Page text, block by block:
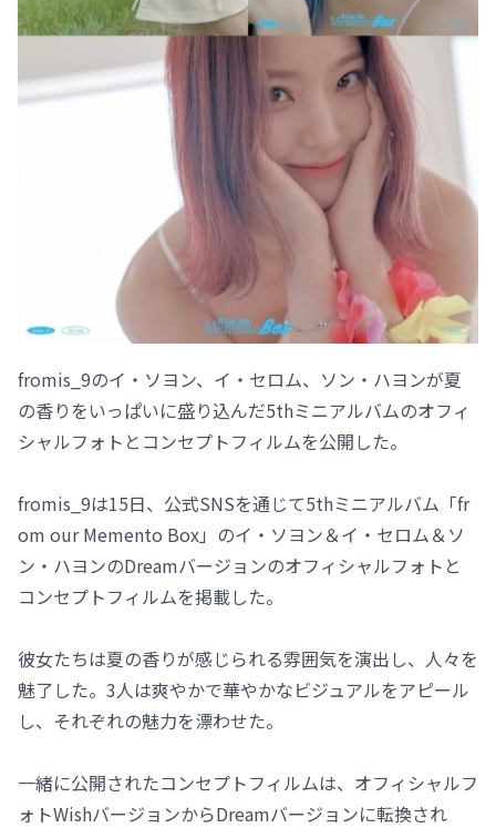
fromis_9のイ・ソヨン、イ・セロム、ソン・ハヨンが夏
の香りをいっぱいに盛り込んだ5thミニアルバムのオフィ
シャルフォトとコンセプトフィルムを公開した。
fromis_9は15日、公式SNSを通じて5thミニアルバム「fr
om our Memento Box」のイ・ソヨン＆イ・セロム＆ソ
ン・ハヨンのDreamバージョンのオフィシャルフォトと
コンセプトフィルムを掲載した。
彼女たちは夏の香りが感じられる雰囲気を演出し、人々を
魅了した。3人は爽やかで華やかなビジュアルをアピール
し、それぞれの魅力を漂わせた。
一緒に公開されたコンセプトフィルムは、オフィシャルフ
ォトWishバージョンからDreamバージョンに転換され